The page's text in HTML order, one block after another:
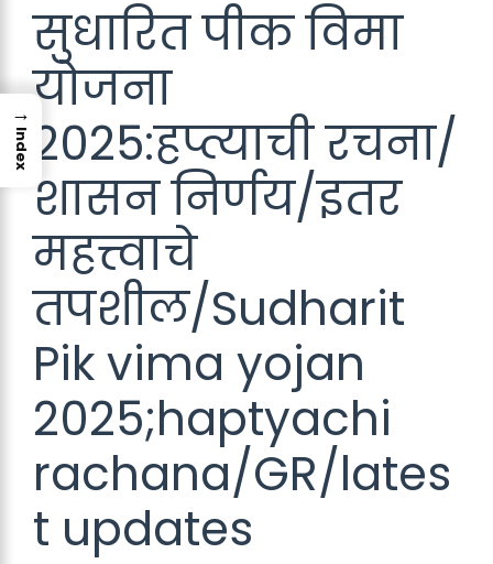
सुधारित पीक विमा
योजना
2025:हप्त्याची रचना/
शासन निर्णय/इतर
महत्त्वाचे
तपशील/Sudharit
Pik vima yojan
2025;haptyachi
rachana/GR/lates
t updates
→
Index